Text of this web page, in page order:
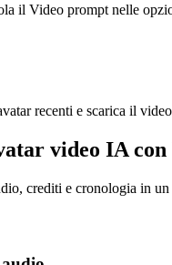
il Video prompt nelle
recenti e scarica il
video IA con
crediti e cronologia in un